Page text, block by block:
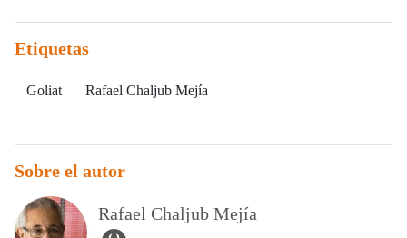
Etiquetas
Goliat Rafael Chaljub Mejía
Sobre el autor
Rafael Chaljub Mejía